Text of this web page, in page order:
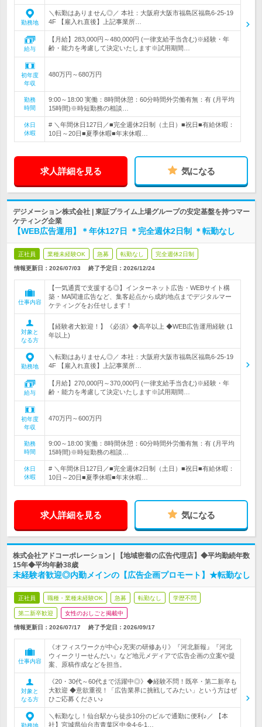
勤務地
＼転勤はありません◎／ 本社：大阪府大阪市福島区福島6-25-19
4F 【雇入れ直後】上記事業所…
給与
【月給】283,000円～480,000円 (一律支給手当含む)※経験・年
齢・能力を考慮して決定いたします※試用期間…
初年度
年収
480万円～680万円
勤務
時間
9:00～18:00 実働：8時間休憩：60分時間外労働有無：有 (月平均
15時間)※時短勤務の相談…
休日
休暇
# ＼年間休日127日／■完全週休2日制（土日）■祝日■有給休暇：
10日～20日■夏季休暇■年末休暇…
求人詳細を見る 気になる
デジメーション株式会社 | 東証プライム上場グループの安定基盤を持つマー
ケティング企業
【WEB広告運用】＊年休127日 ＊完全週休2日制 ＊転勤なし
正社員 業種未経験OK 急募 転勤なし 完全週休2日制
情報更新日：2026/07/03 終了予定日： 2026/12/24
仕事内容
【一気通貫で支援する◎】インターネット広告・WEBサイト構
築・MA関連広告など、集客起点から成約地点までデジタルマー
ケティングをお任せします！
対象と
なる方
【経験者大歓迎！】《必須》◆高卒以上 ◆WEB広告運用経験 (1
年以上)
勤務地
＼転勤はありません◎／ 本社：大阪府大阪市福島区福島6-25-19
4F 【雇入れ直後】上記事業所…
給与
【月給】270,000円～370,000円 (一律支給手当含む)※経験・年
齢・能力を考慮して決定いたします※試用期間…
初年度
年収
470万円～600万円
勤務
時間
9:00～18:00 実働：8時間休憩：60分時間外労働有無：有 (月平均
15時間)※時短勤務の相談…
休日
休暇
# ＼年間休日127日／■完全週休2日制（土日）■祝日■有給休暇：
10日～20日■夏季休暇■年末休暇…
求人詳細を見る 気になる
株式会社アドコーポレーション | 【地域密着の広告代理店】◆平均勤続年数
15年◆平均年齢38歳
未経験者歓迎◎内勤メインの【広告企画プロモート】★転勤なし
正社員 職種・業種未経験OK 急募 転勤なし 学歴不問
第二新卒歓迎 女性のおしごと掲載中
情報更新日：2026/07/17 終了予定日： 2026/09/17
仕事内容
《オフィスワークが中心♪充実の研修あり》『河北新報』『河北
ウィークリーせんだい』など地元メディアで広告企画の立案や提
案、原稿作成などを担当。
対象と
なる方
《20・30代～60代まで活躍中◎》◆経験不問！既卒・第二新卒も
大歓迎 ◆意欲重視！「広告業界に挑戦してみたい」という方はぜ
ひご応募ください♪
勤務地
＼転勤なし！仙台駅から徒歩10分のビルで通勤に便利♪／ 【本
社】宮城県仙台市青葉区中央4-6-1…